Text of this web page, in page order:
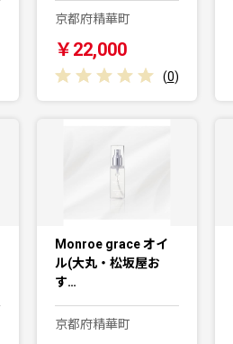
京都府精華町
￥22,000
(0)
Monroe grace オイ
ル(大丸・松坂屋お
す…
京都府精華町